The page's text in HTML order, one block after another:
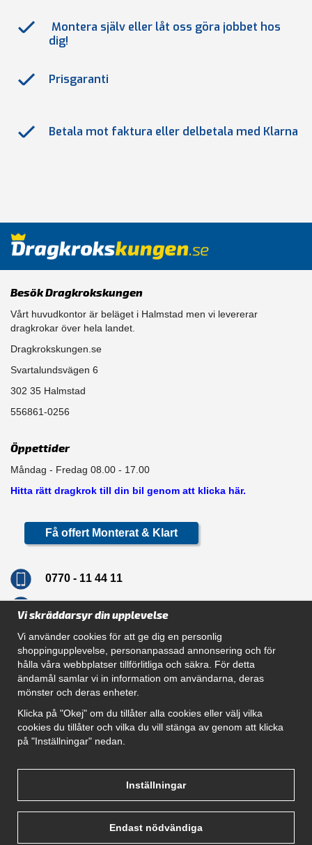
Montera själv eller låt oss göra jobbet hos
dig!
Prisgaranti
Betala mot faktura eller delbetala med Klarna
Besök Dragkrokskungen
Vårt huvudkontor är beläget i Halmstad men vi levererar
dragkrokar över hela landet.
Dragkrokskungen.se
Svartalundsvägen 6
302 35 Halmstad
556861-0256
Öppettider
Måndag - Fredag 08.00 - 17.00
Hitta rätt dragkrok till din bil genom att klicka här.
Få offert Monterat & Klart
0770 - 11 44 11
Navigation
Hur beställer jag
Gör Det Själv Paket
Montera dragkrok
SUPPORT
Villkor
Vi skräddarsyr din upplevelse
Vi använder cookies för att ge dig en personlig
shoppingupplevelse, personanpassad annonsering och för
hålla våra webbplatser tillförlitliga och säkra. För detta
ändamål samlar vi in information om användarna, deras
mönster och deras enheter.
Klicka på "Okej" om du tillåter alla cookies eller välj vilka
cookies du tillåter och vilka du vill stänga av genom att klicka
på "Inställningar" nedan.
Inställningar
Endast nödvändiga